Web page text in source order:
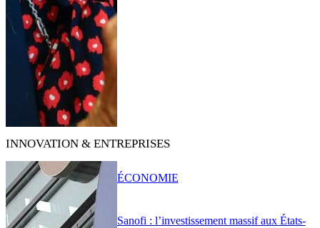
INNOVATION & ENTREPRISES
Sanofi : l’investissement massif aux États-
ÉCONOMIE